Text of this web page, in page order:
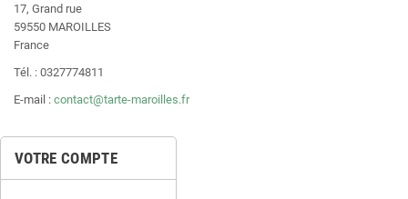
17, Grand rue
59550 MAROILLES
France
Tél. : 0327774811
E-mail : contact@tarte-maroilles.fr
VOTRE COMPTE